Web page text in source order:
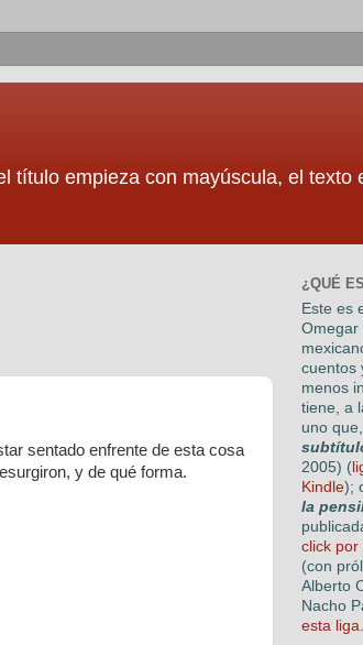
título empieza con mayúscula, el texto
sentado enfrente de esta cosa
y de qué forma.
¿QUÉ
Este es
Omegar
cuentos
menos
tiene, a
uno
2005) (
Kindle);
la
click por
(con
Alberto
Nacho
esta liga